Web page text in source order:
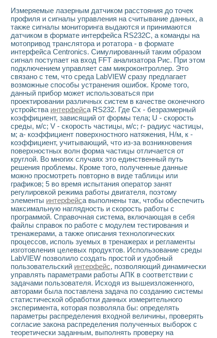
Измеряемые лазерным датчиком расстояния до точек
профиля и сигналы управления на считывание данных, а
также сигналы мониторинга выдаются и принимаются
датчиком в формате интерфейса RS232C, а команды на
мотопривод транслятора и ротатора - в формате
интерфейса Centronics. Симулированный таким образом
сигнал поступает на вход FFT анализатора Рис. При этом
подключением управляет сам микроконтроллер. Это
связано с тем, что среда LabVIEW сразу предлагает
возможные способы устранения ошибок. Кроме того,
данный прибор может использоваться при
проектировании различных систем в качестве оконечного
устройства интерфейса RS232. Где Сх - безразмерный
коэффициент, зависящий от формы тела; U - скорость
среды, м/с; V - скорость частицы, м/с; г- радиус частицы,
м; а- коэффициент поверхностного натяжения, Н/м, к -
коэффициент, учитывающий, что из-за возникновения
поверхностных волн форма частицы отличается от
круглой. Во многих случаях это единственный путь
решения проблемы. Кроме того, полученные данные
можно просмотреть повторно в виде таблицы или
графиков; 5 во время испытания оператор занят
регулировкой режима работы двигателя, поэтому
элементы интерфейса выполнены так, чтобы обеспечить
максимальную наглядность и скорость работы с
программой. Справочная система, включающая в себя
файлы справок по работе с модулем тестирования и
тренажерами, а также описания технологических
процессов, исполь зуемых в тренажерах и регламенты
изготовления целевых продуктов. Использование среды
LabVIEW позволило создать простой и удобный
пользовательский интерфейс, позволяющий динамически
управлять параметрами работы АПК в соответствии с
задачами пользователя. Исходя из вышеизложенного,
авторами была поставлена задача по созданию системы
статистической обработки данных измерительного
эксперимента, которая позволяла бы: определять
параметры распределения входной величины, проверять
согласие закона распределения полученных выборок с
теоретически заданным, выполнять проверку на